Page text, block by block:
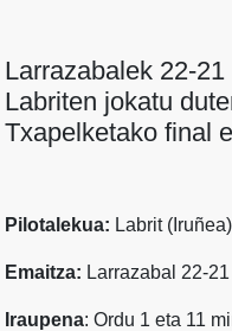
Larrazabalek 22-
Labriten jokatu
Txapelketako final
Pilotalekua: Labrit (Iruñea)
Emaitza: Larrazabal 22-
Iraupena: Ordu 1 eta 11